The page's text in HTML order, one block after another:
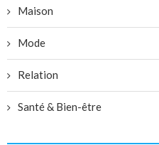
Maison
Mode
Relation
Santé & Bien-être